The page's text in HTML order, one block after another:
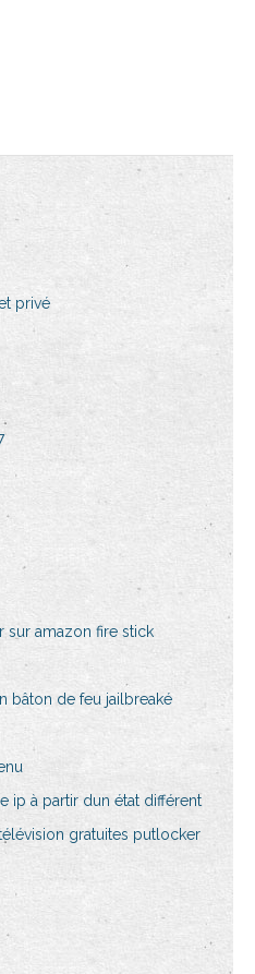
privé
sur amazon fire stick
bâton de feu jailbreaké
ip à partir dun état différent
gratuites putlocker